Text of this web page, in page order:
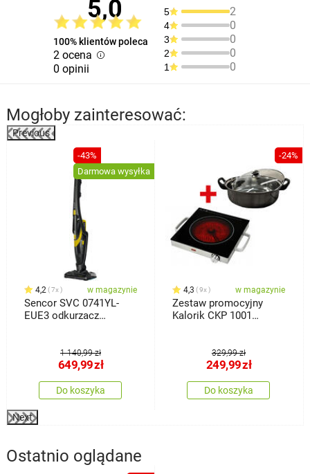
5,0
100% klientów poleca
2 ocena
0 opinii
5 2
4 0
3 0
2 0
1 0
Mogłoby zainteresować:
Previous
-43%
Darmowa wysyłka
4,2 7x w magazynie
Sencor SVC 0741YL-
EUE3 odkurzacz
1 140,99 zł
649,99zł
Do koszyka
-24%
4,3 9x w magazynie
Zestaw promocyjny
Kalorik CKP 1001
329,99 zł
249,99zł
Do koszyka
Next
Ostatnio oglądane